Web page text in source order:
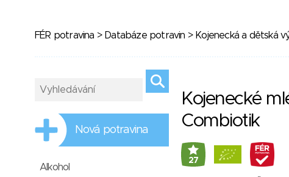
FÉR potravina > Databáze potravin > Kojenecká a dětská
Kojenecké
Combiotik
27
Nová potravina
Alkohol